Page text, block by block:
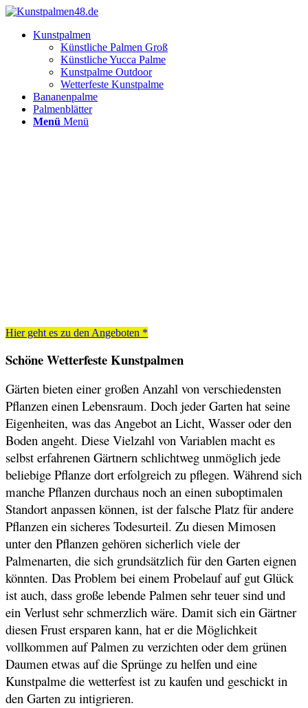
Kunstpalmen
Künstliche Palmen Groß
Künstliche Yucca Palme
Kunstpalme Outdoor
Wetterfeste Kunstpalme
Bananenpalme
Palmenblätter
Menü Menü
Hier geht es zu den Angeboten *
Schöne Wetterfeste Kunstpalmen
Gärten bieten einer großen Anzahl von verschiedensten
Pflanzen einen Lebensraum. Doch jeder Garten hat seine
Eigenheiten, was das Angebot an Licht, Wasser oder den
Boden angeht. Diese Vielzahl von Variablen macht es
selbst erfahrenen Gärtnern schlichtweg unmöglich jede
beliebige Pflanze dort erfolgreich zu pflegen. Während sich
manche Pflanzen durchaus noch an einen suboptimalen
Standort anpassen können, ist der falsche Platz für andere
Pflanzen ein sicheres Todesurteil. Zu diesen Mimosen
unter den Pflanzen gehören sicherlich viele der
Palmenarten, die sich grundsätzlich für den Garten eignen
könnten. Das Problem bei einem Probelauf auf gut Glück
ist auch, dass große lebende Palmen sehr teuer sind und
ein Verlust sehr schmerzlich wäre. Damit sich ein Gärtner
diesen Frust ersparen kann, hat er die Möglichkeit
vollkommen auf Palmen zu verzichten oder dem grünen
Daumen etwas auf die Sprünge zu helfen und eine
Kunstpalme die wetterfest ist zu kaufen und geschickt in
den Garten zu intigrieren.